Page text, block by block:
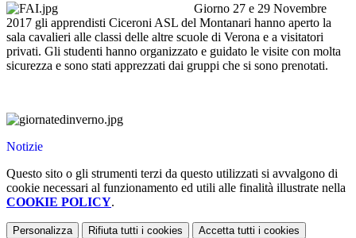
Giorno 27 e 29 Novembre
2017 gli apprendisti Ciceroni ASL del Montanari hanno aperto la
sala cavalieri alle classi delle altre scuole di Verona e a visitatori
privati. Gli studenti hanno organizzato e guidato le visite con molta
sicurezza e sono stati apprezzati dai gruppi che si sono prenotati.
Notizie
Questo sito o gli strumenti terzi da questo utilizzati si avvalgono di
cookie necessari al funzionamento ed utili alle finalità illustrate nella
COOKIE POLICY.
Personalizza Rifiuta tutti i cookies Accetta tutti i cookies